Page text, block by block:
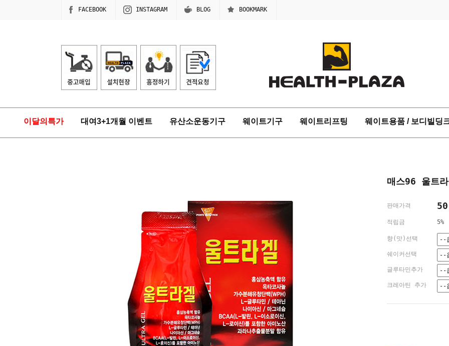
FACEBOOK INSTAGRAM BLOG BOOKMARK
이달의특가 대여3+1개월 이벤트 유산소운동기구 웨이트기구 웨이트리프팅 웨이트용품 / 보디빌딩
매스96 울트
판매가격
적립금 5%
향(맛)선택
쉐이커선택
글루타민추가
크레아틴 추가